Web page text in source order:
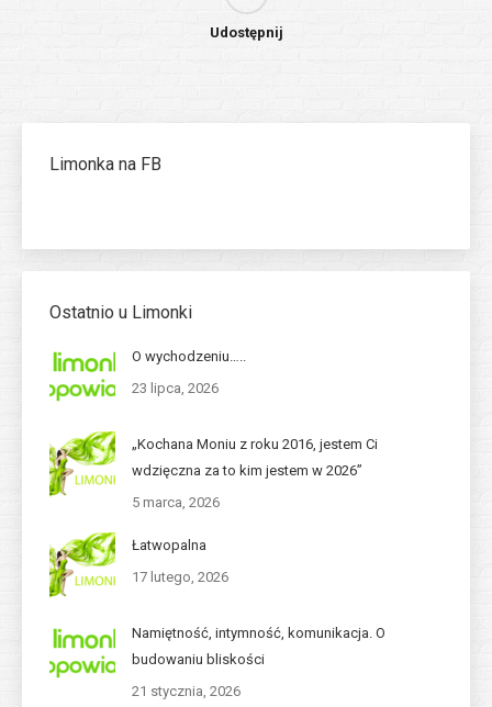
Udostępnij
Limonka na FB
Ostatnio u Limonki
O wychodzeniu…..
23 lipca, 2026
„Kochana Moniu z roku 2016, jestem Ci
wdzięczna za to kim jestem w 2026”
5 marca, 2026
Łatwopalna
17 lutego, 2026
Namiętność, intymność, komunikacja. O
budowaniu bliskości
21 stycznia, 2026